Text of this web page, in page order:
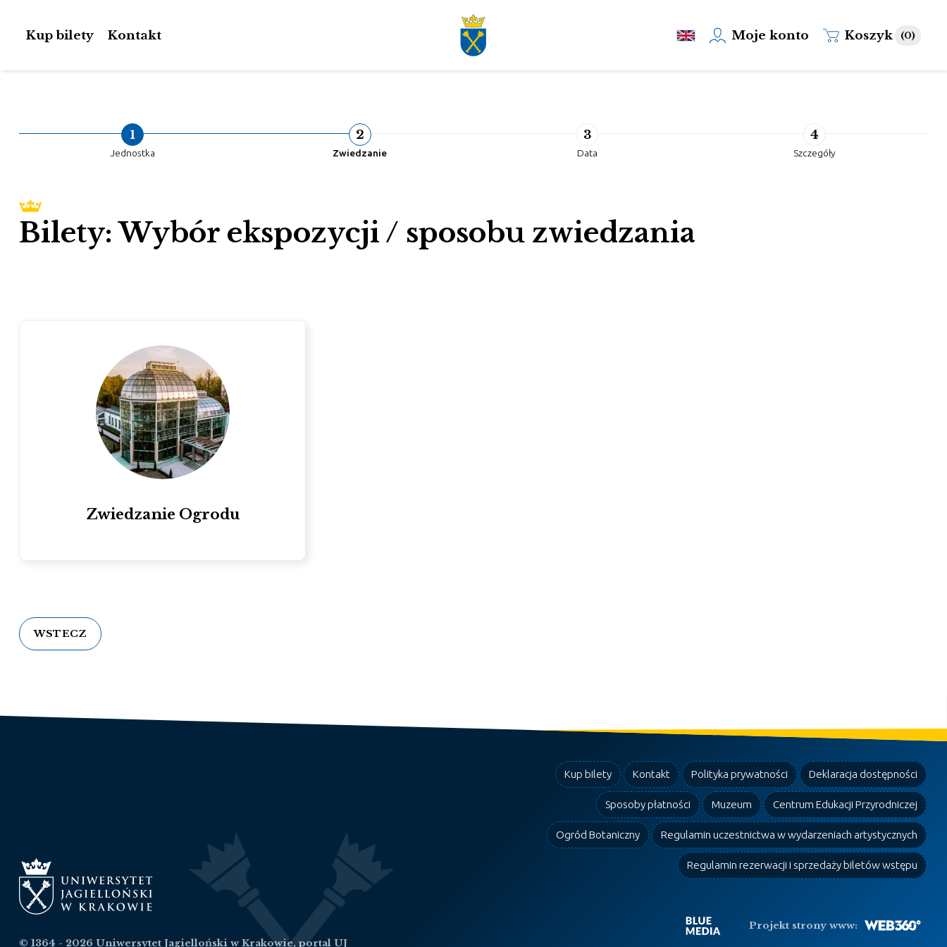
Kup bilety Kontakt Moje konto Koszyk (0)
1
Jednostka
2
Zwiedzanie
3
Data
4
Szczegóły
Bilety: Wybór ekspozycji / sposobu zwiedzania
Zwiedzanie Ogrodu
WSTECZ
© 1364 - 2026 Uniwersytet Jagielloński w Krakowie, portal UJ
Kup bilety Kontakt Polityka prywatności Deklaracja dostępności
Sposoby płatności Muzeum Centrum Edukacji Przyrodniczej
Ogród Botaniczny Regulamin uczestnictwa w wydarzeniach artystycznych
Regulamin rezerwacji i sprzedaży biletów wstępu
Projekt strony www: